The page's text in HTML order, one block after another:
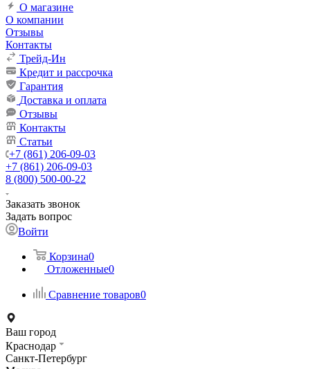
О магазине
О компании
Отзывы
Контакты
Трейд-Ин
Кредит и рассрочка
Гарантия
Доставка и оплата
Отзывы
Контакты
Статьи
+7 (861) 206-09-03
+7 (861) 206-09-03
8 (800) 500-00-22
Заказать звонок
Задать вопрос
Войти
Корзина0
Отложенные0
Сравнение товаров0
Ваш город
Краснодар
Санкт-Петербург